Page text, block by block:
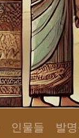
인물들 발